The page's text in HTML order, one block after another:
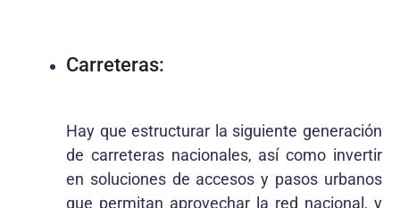
Carreteras:
Hay que estructurar la siguiente generación
de carreteras nacionales, así como invertir
en soluciones de accesos y pasos urbanos
que permitan aprovechar la red nacional, y